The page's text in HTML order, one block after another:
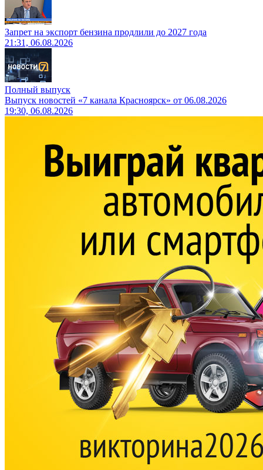
Запрет на экспорт бензина продлили до 2027 года
21:31, 06.08.2026
Полный выпуск
Выпуск новостей «7 канала Красноярск» от 06.08.2026
19:30, 06.08.2026